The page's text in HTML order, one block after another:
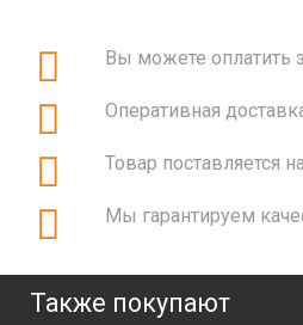
Вы можете оплатить
Оперативная
Товар поставляется
Мы гарантируем
Также покупают